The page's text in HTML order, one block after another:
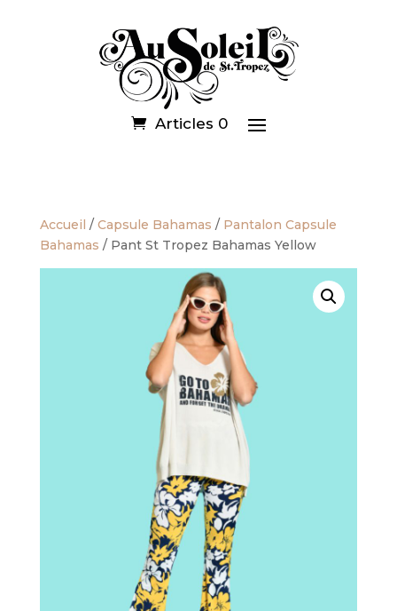
Articles 0
Accueil / Capsule Bahamas / Pantalon Capsule
Bahamas / Pant St Tropez Bahamas Yellow